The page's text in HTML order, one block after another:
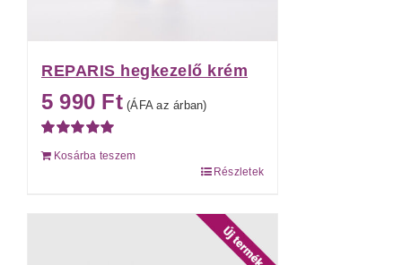
REPARIS hegkezelő krém
Értékelés:
5.00/ 5
5 990 Ft (ÁFA az árban)
Kosárba teszem
Részletek